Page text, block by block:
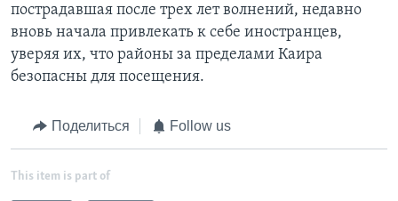
пострадавшая после трех лет волнений, недавно
вновь начала привлекать к себе иностранцев,
уверяя их, что районы за пределами Каира
безопасны для посещения.
Поделиться Follow us
This item is part of